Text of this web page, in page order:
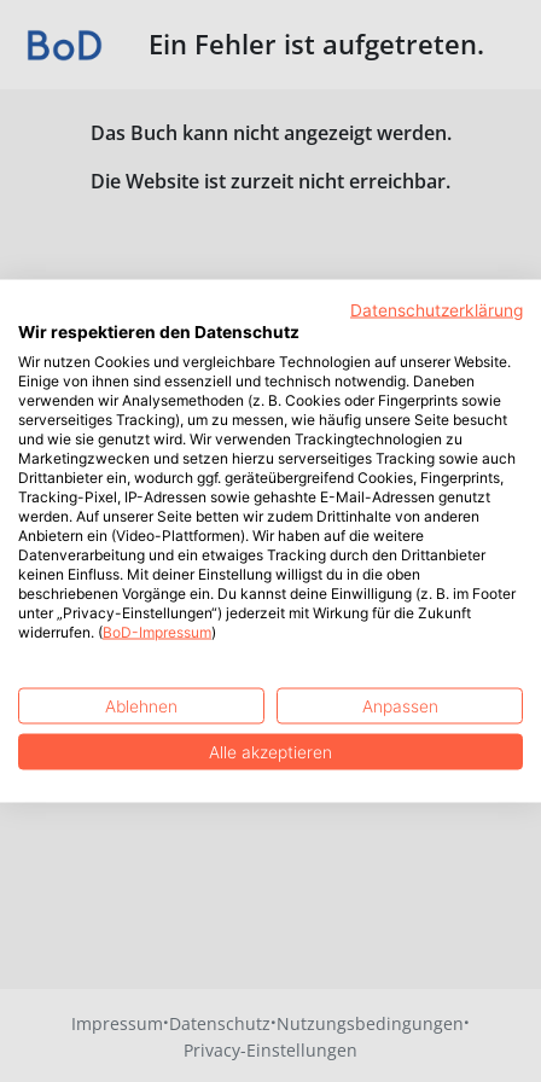
Ein Fehler ist aufgetreten.
Das Buch kann nicht angezeigt werden.
Die Website ist zurzeit nicht erreichbar.
Impressum·Datenschutz·Nutzungsbedingungen·
Privacy-Einstellungen
Datenschutzerklärung
Wir respektieren den Datenschutz
Wir nutzen Cookies und vergleichbare Technologien auf unserer Website.
Einige von ihnen sind essenziell und technisch notwendig. Daneben
verwenden wir Analysemethoden (z. B. Cookies oder Fingerprints sowie
serverseitiges Tracking), um zu messen, wie häufig unsere Seite besucht
und wie sie genutzt wird. Wir verwenden Trackingtechnologien zu
Marketingzwecken und setzen hierzu serverseitiges Tracking sowie auch
Drittanbieter ein, wodurch ggf. geräteübergreifend Cookies, Fingerprints,
Tracking-Pixel, IP-Adressen sowie gehashte E-Mail-Adressen genutzt
werden. Auf unserer Seite betten wir zudem Drittinhalte von anderen
Anbietern ein (Video-Plattformen). Wir haben auf die weitere
Datenverarbeitung und ein etwaiges Tracking durch den Drittanbieter
keinen Einfluss. Mit deiner Einstellung willigst du in die oben
beschriebenen Vorgänge ein. Du kannst deine Einwilligung (z. B. im Footer
unter „Privacy-Einstellungen“) jederzeit mit Wirkung für die Zukunft
widerrufen. (BoD-Impressum)
Ablehnen Anpassen
Alle akzeptieren